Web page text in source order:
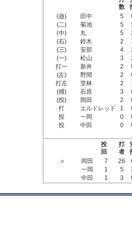
数
(遊)
田中 5
(二)
菊池 5
(中)
丸 5
(右)
鈴木 2
(三)
安部 4
(一)
松山 3
打一
新井 2
(左)
野間 2
打左
堂林 2
(捕)
石原 3
(投)
岡田 2
打
エルドレッド 1
投
一岡 0
投
中田 0
投
回
打
者
○
岡田 7 26
一岡
1 5
中田
1 3